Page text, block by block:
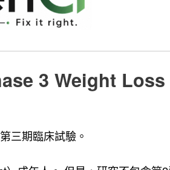
3 Weight
三期臨床試驗。